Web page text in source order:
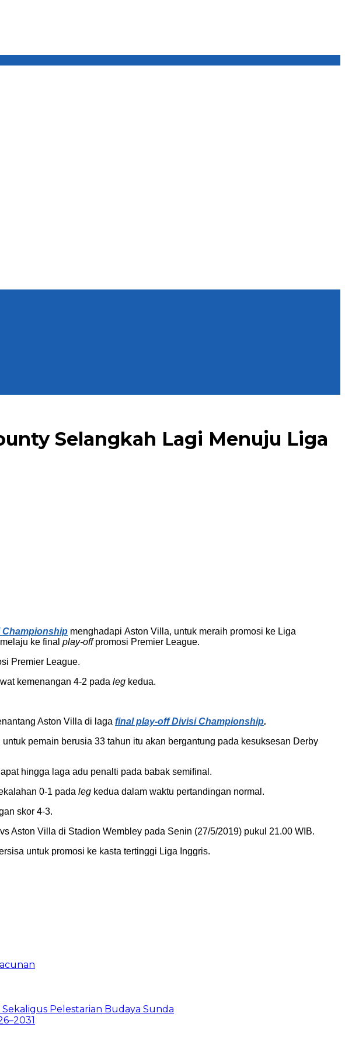
Selangkah Lagi Menuju Liga
Championship menghadapi Aston Villa, untuk meraih promosi ke Liga
ke final play-offpromosi Premier League.
Premier League.
kemenangan 4-2 pada leg kedua.
Aston Villa di laga final play-off Divisi Championship.
pemain berusia 33 tahun itu akan bergantung pada kesuksesan Derby
hingga laga adu penalti pada babak semifinal.
0-1 pada leg kedua dalam waktu pertandingan normal.
skor 4-3.
Aston Villa di Stadion Wembley pada Senin (27/5/2019) pukul 21.00 WIB.
untuk promosi ke kasta tertinggi Liga Inggris.
Pelestarian Budaya Sunda